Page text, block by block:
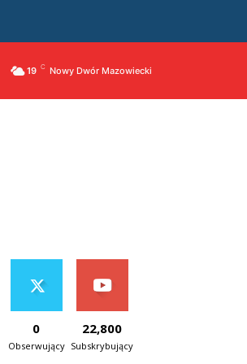
19 C Nowy Dwór Mazowiecki
0
Obserwujący
22,800
Subskrybujący